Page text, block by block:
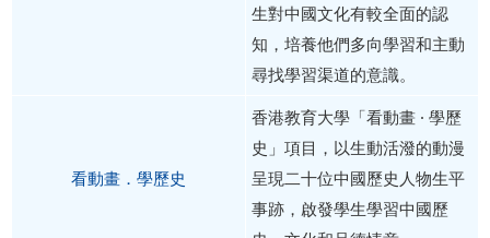
生對中國文化有較全面的認
知，培養他們多向學習和主動
尋找學習渠道的意識。
看動畫．學歷史
香港教育大學「看動畫 · 學歷
史」項目，以生動活潑的動漫
呈現二十位中國歷史人物生平
事跡，啟發學生學習中國歷